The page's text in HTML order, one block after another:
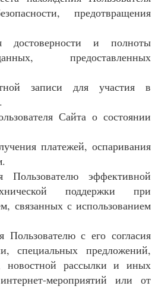
предотвращения
достоверности и полноты
предоставленных
записи для участия в
Сайта о состоянии
платежей, оспаривания
Пользователю эффективной
поддержки при
связанных с использованием
Пользователю с его согласия
специальных предложений,
рассылки и иных
мероприятий или от